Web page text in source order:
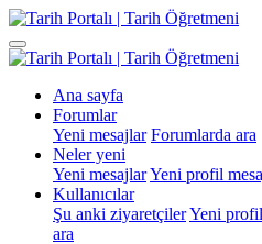
Ana sayfa
Forumlar
Yeni mesajlar Forumlarda ara
Neler yeni
Yeni mesajlarYeni profil
Kullanıcılar
Şu anki ziyaretçilerYeni profil
ara